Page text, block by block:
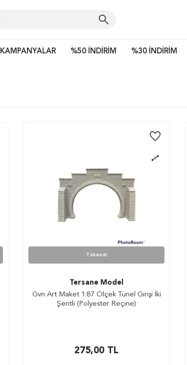
KAMPANYALAR %50 İNDİRİM %30 İNDİRİM
Tükendi
Tersane Model
Gvn Art Maket 1:87 Ölçek Tünel Girişi İki
Şeritli (Polyester Reçine)
275,00 TL